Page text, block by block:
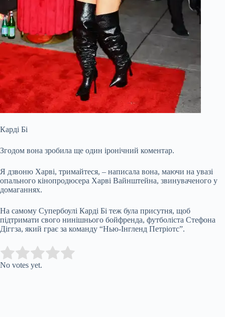
Карді Бі
Згодом вона зробила ще один іронічний коментар.
Я дзвоню Харві, тримайтеся, – написала вона, маючи на увазі
опального кінопродюсера Харві Вайнштейна, звинуваченого у
домаганнях.
На самому Супербоулі Карді Бі теж була присутня, щоб
підтримати свого нинішнього бойфренда, футболіста Стефона
Діггза, який грає за команду “Нью-Інгленд Петріотс”.
Rate this item:
No votes yet.